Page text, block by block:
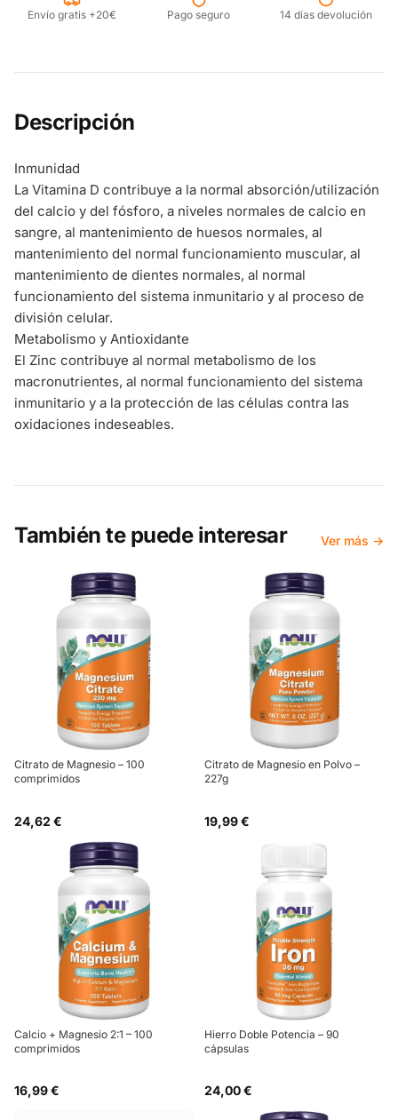
Envío gratis +20€ Pago seguro 14 días devolución
Descripción
Inmunidad
La Vitamina D contribuye a la normal absorción/utilización
del calcio y del fósforo, a niveles normales de calcio en
sangre, al mantenimiento de huesos normales, al
mantenimiento del normal funcionamiento muscular, al
mantenimiento de dientes normales, al normal
funcionamiento del sistema inmunitario y al proceso de
división celular.
Metabolismo y Antioxidante
El Zinc contribuye al normal metabolismo de los
macronutrientes, al normal funcionamiento del sistema
inmunitario y a la protección de las células contra las
oxidaciones indeseables.
También te puede interesar Ver más →
Citrato de Magnesio – 100
comprimidos
24,62 €
Citrato de Magnesio en Polvo –
227g
19,99 €
Calcio + Magnesio 2:1 – 100
comprimidos
16,99 €
Hierro Doble Potencia – 90
cápsulas
24,00 €